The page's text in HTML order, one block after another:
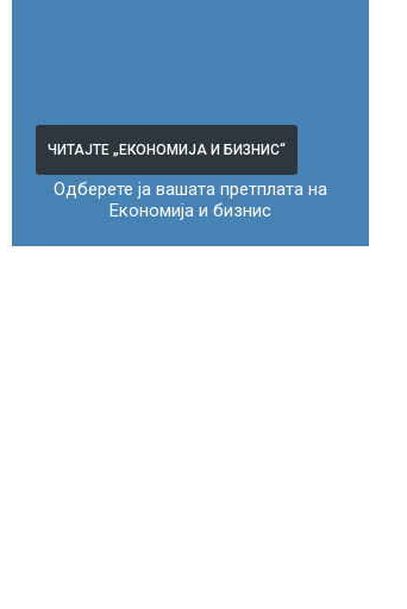
ЧИТАЈТЕ „ЕКОНОМИЈА И БИЗНИС“
Одберете ја вашата претплата на
Економија и бизнис